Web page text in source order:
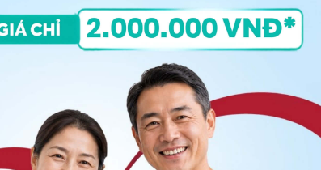
tay bị vảy nến có thể bị bong móng hoặc trét
vỡ móng.